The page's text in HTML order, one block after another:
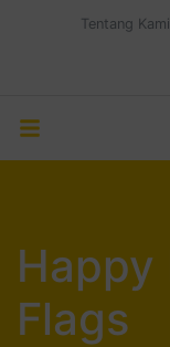
Tentang Kami
Flags